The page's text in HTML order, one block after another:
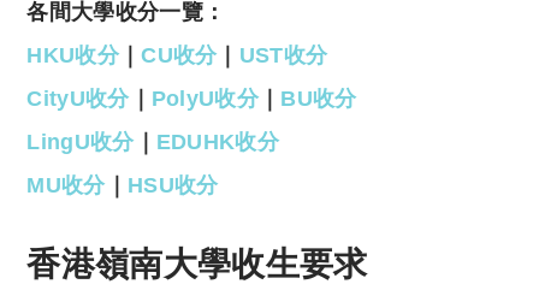
各間大學收分一覽：
HKU收分｜CU收分｜ UST收分
CityU收分｜ PolyU收分｜ BU收分
LingU收分｜ EDUHK收分
MU收分｜ HSU收分
香港嶺南大學收生要求